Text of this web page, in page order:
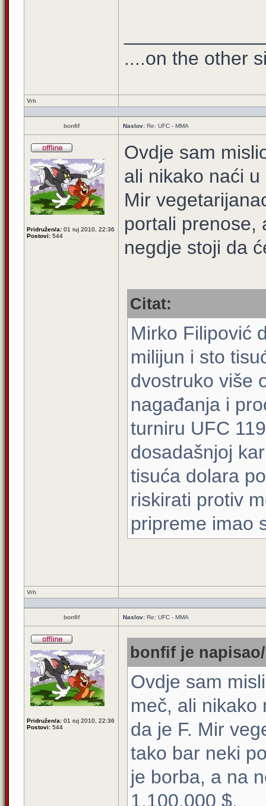
....on the other
Vrh
bonfif Naslov: Re: UFC - MMA
Pridružen/a: 01 ruj 2010, 22:36
Postovi: 544
Ovdje sam
ali nikako naći
Mir
portali prenose,
negdje stoji da
Citat:
Mirko Filipović
milijun i sto
dvostruko više
nagađanja i
turniru UFC
dosadašnjoj
tisuća dolara
riskirati protiv
pripreme imao
Vrh
bonfif Naslov: Re: UFC - MMA
Pridružen/a: 01 ruj 2010, 22:36
Postovi: 544
bonfif je
Ovdje sam
meč, ali nikako
da je F. Mir
tako bar neki
je borba, a na
1.100.000 $.